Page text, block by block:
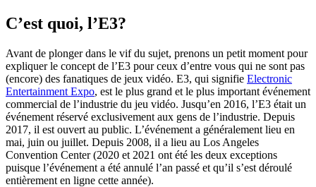
C’est quoi, l’E3?
Avant de plonger dans le vif du sujet, prenons un petit moment pour
expliquer le concept de l’E3 pour ceux d’entre vous qui ne sont pas
(encore) des fanatiques de jeux vidéo. E3, qui signifie Electronic
Entertainment Expo, est le plus grand et le plus important événement
commercial de l’industrie du jeu vidéo. Jusqu’en 2016, l’E3 était un
événement réservé exclusivement aux gens de l’industrie. Depuis
2017, il est ouvert au public. L’événement a généralement lieu en
mai, juin ou juillet. Depuis 2008, il a lieu au Los Angeles
Convention Center (2020 et 2021 ont été les deux exceptions
puisque l’événement a été annulé l’an passé et qu’il s’est déroulé
entièrement en ligne cette année).